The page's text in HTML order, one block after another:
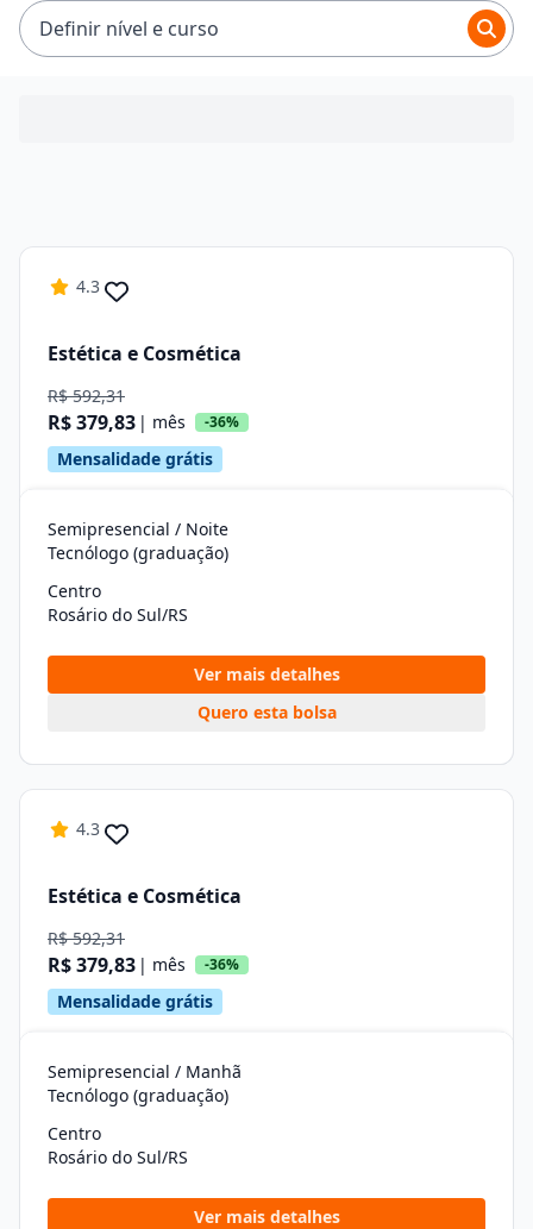
R$ 92,65 e R$ 379,83.
Definir nível e curso
4.3
Estética e Cosmética
R$ 592,31
R$ 379,83 | mês -36%
Mensalidade grátis
Semipresencial / Noite
Tecnólogo (graduação)
Centro
Rosário do Sul/RS
Ver mais detalhes
Quero esta bolsa
4.3
Estética e Cosmética
R$ 592,31
R$ 379,83 | mês -36%
Mensalidade grátis
Semipresencial / Manhã
Tecnólogo (graduação)
Centro
Rosário do Sul/RS
Ver mais detalhes